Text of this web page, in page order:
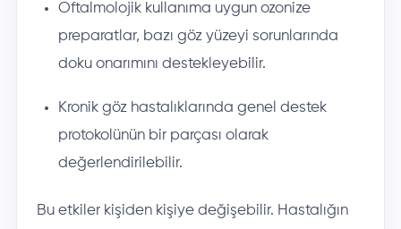
Oftalmolojik kullanıma uygun ozonize
preparatlar, bazı göz yüzeyi sorunlarında
doku onarımını destekleyebilir.
Kronik göz hastalıklarında genel destek
protokolünün bir parçası olarak
değerlendirilebilir.
Bu etkiler kişiden kişiye değişebilir. Hastalığın